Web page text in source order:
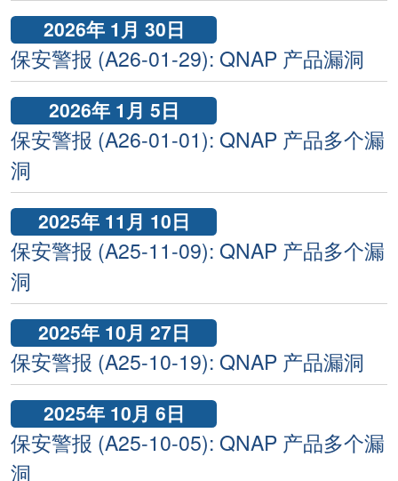
2026年 1月 30日
保安警报 (A26-01-29): QNAP 产品漏洞
2026年 1月 5日
保安警报 (A26-01-01): QNAP 产品多个漏
洞
2025年 11月 10日
保安警报 (A25-11-09): QNAP 产品多个漏
洞
2025年 10月 27日
保安警报 (A25-10-19): QNAP 产品漏洞
2025年 10月 6日
保安警报 (A25-10-05): QNAP 产品多个漏
洞